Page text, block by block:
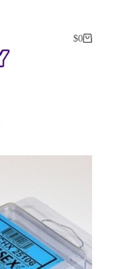
Carrito
$0